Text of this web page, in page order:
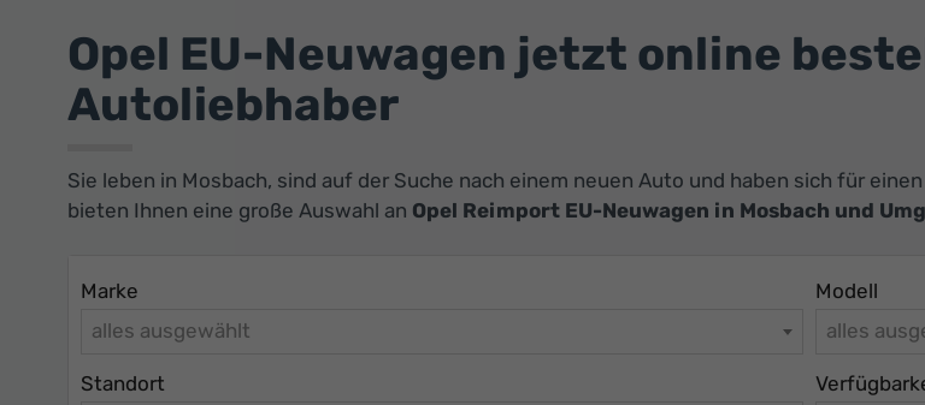
Opel EU-Neuwagen jetzt online
Autoliebhaber
Sie leben in Mosbach, sind auf der Suche nach einem neuen Auto und haben sich für einen
bieten Ihnen eine große Auswahl an Opel Reimport EU-Neuwagen in Mosbach und
Marke
alles ausgewählt
Modell
alles
Standort